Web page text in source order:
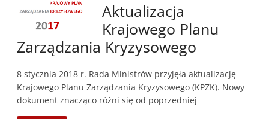
Aktualizacja
Krajowego Planu
Zarządzania Kryzysowego
8 stycznia 2018 r. Rada Ministrów przyjęła aktualizację
Krajowego Planu Zarządzania Kryzysowego (KPZK). Nowy
dokument znacząco różni się od poprzedniej